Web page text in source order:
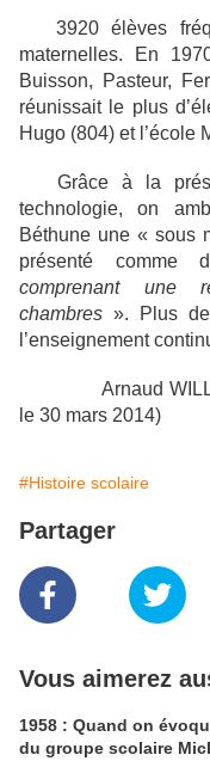
3920 élèves
maternelles. En
Buisson, Pasteur,
réunissait le plus
Hugo (804) et l’école
Grâce à la
technologie, on
Béthune une « sous
présenté
comprenant une
chambres ». Plus
l’enseignement
Arnaud
le 30 mars 2014)
#Histoire scolaire
Partager
Vous aimerez
1958 : Quand on
du groupe scolaire